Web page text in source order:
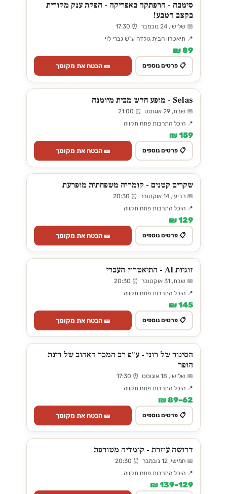
סימבה - הרפתקה באפריקה - הפקת ענק מקורית
בקצב הטבע!
📅 שלישי, 24 נובמבר ⏰ 17:30
📍 תיאטרון הבית גולדה ע"ש גברי לוי
89 ₪
📋 פרטים נוספים 🎫 הבטח את מקומך
Selas - מופע חדש מבית מיומנה
📅 שבת, 29 אוגוסט ⏰ 21:00
📍 היכל התרבות פתח תקווה
159 ₪
📋 פרטים נוספים 🎫 הבטח את מקומך
שקרים קטנים - קומדיה משפחתית מופרעת
📅 רביעי, 14 אוקטובר ⏰ 20:30
📍 היכל התרבות פתח תקווה
129 ₪
📋 פרטים נוספים 🎫 הבטח את מקומך
זוגיות AI - התיאטרון העברי
📅 שבת, 31 אוקטובר ⏰ 20:30
📍 היכל התרבות פתח תקווה
145 ₪
📋 פרטים נוספים 🎫 הבטח את מקומך
הסינור של רוני - ע"פ רב המכר האהוב של רינת
הופר
📅 שלישי, 18 אוגוסט ⏰ 17:30
📍 היכל התרבות פתח תקווה
62–89 ₪
📋 פרטים נוספים 🎫 הבטח את מקומך
דרושה עוזרת - קומדיה מטורפת
📅 חמישי, 12 נובמבר ⏰ 20:30
📍 היכל התרבות פתח תקווה
129–139 ₪